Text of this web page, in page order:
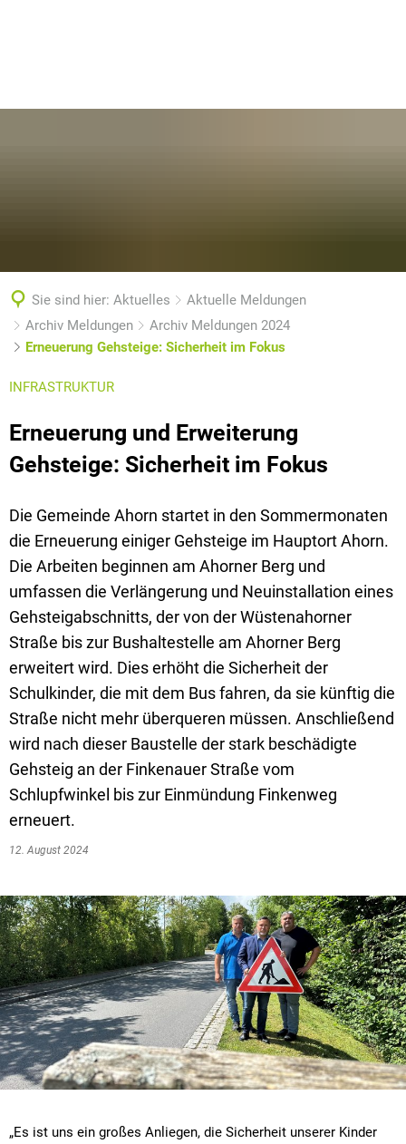
Sie sind hier: Aktuelles
Aktuelle Meldungen
Archiv Meldungen
Archiv Meldungen 2024
Erneuerung Gehsteige: Sicherheit im Fokus
INFRASTRUKTUR
Erneuerung und Erweiterung
Gehsteige: Sicherheit im Fokus
Die Gemeinde Ahorn startet in den Sommermonaten
die Erneuerung einiger Gehsteige im Hauptort Ahorn.
Die Arbeiten beginnen am Ahorner Berg und
umfassen die Verlängerung und Neuinstallation eines
Gehsteigabschnitts, der von der Wüstenahorner
Straße bis zur Bushaltestelle am Ahorner Berg
erweitert wird. Dies erhöht die Sicherheit der
Schulkinder, die mit dem Bus fahren, da sie künftig die
Straße nicht mehr überqueren müssen. Anschließend
wird nach dieser Baustelle der stark beschädigte
Gehsteig an der Finkenauer Straße vom
Schlupfwinkel bis zur Einmündung Finkenweg
erneuert.
12. August 2024
„Es ist uns ein großes Anliegen, die Sicherheit unserer Kinder